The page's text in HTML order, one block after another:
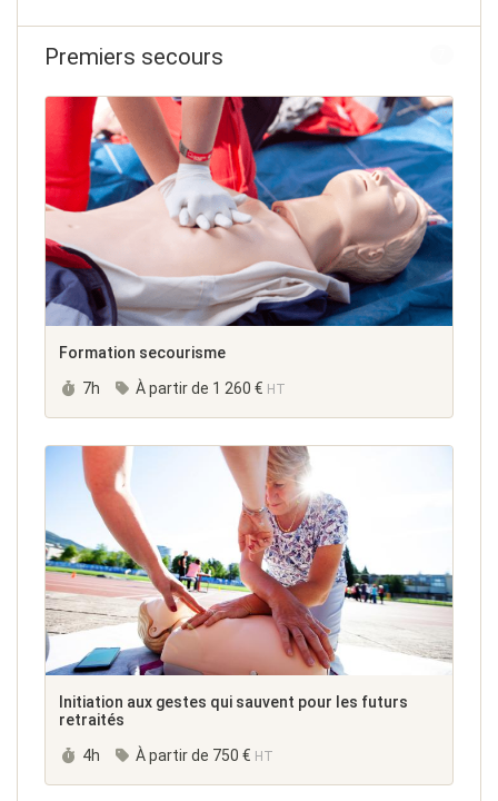
Premiers secours
Formation secourisme
Durée :
7h À partir de 1 260 € HT
Initiation aux gestes qui sauvent pour les futurs
retraités
Durée :
4h À partir de 750 € HT